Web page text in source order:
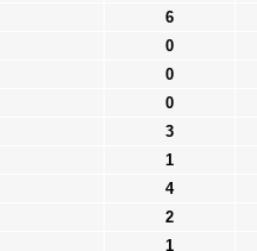
6
0
0
0
3
1
4
2
1